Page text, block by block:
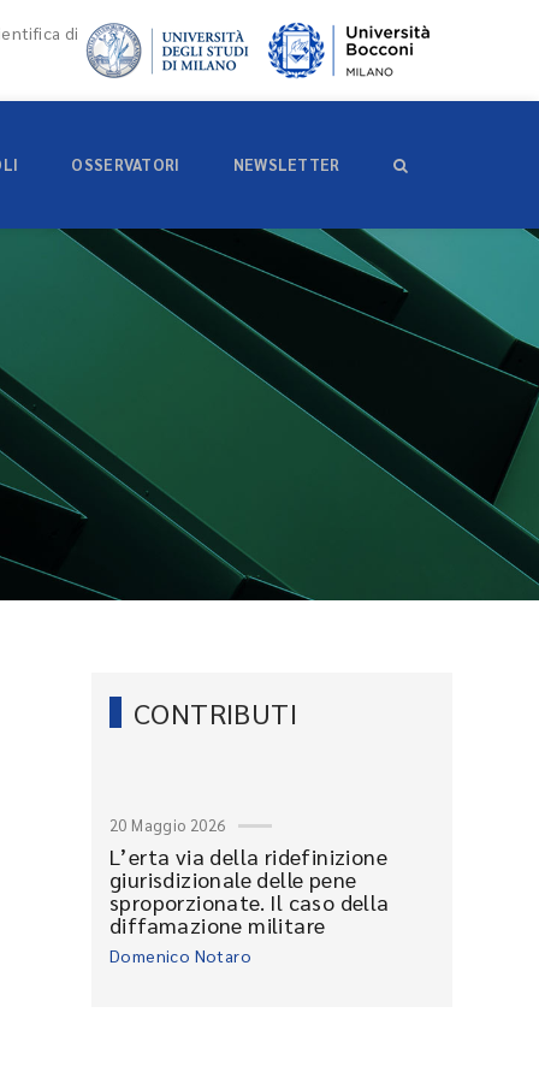
di
OSSERVATORI NEWSLETTER
CONTRIBUTI
20 Maggio 2026
L’erta via della ridefinizione
giurisdizionale delle pene
sproporzionate. Il caso della
diffamazione militare
Domenico Notaro